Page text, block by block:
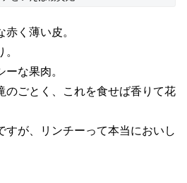
く薄い皮。
な果肉。
のごとく、これを食せば香りて花
すが、リンチーって本当においし